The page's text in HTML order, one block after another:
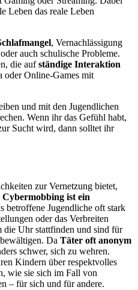
Leben das reale Leben
, Vernachlässigung
oder auch schulische Probleme.
die aufständige Interaktion
oder Online-Games mit
und mit den Jugendlichen
Wenn ihr das Gefühl habt,
Sucht wird, dann solltet ihr
zur Vernetzung bietet,
Cybermobbing ist ein
betroffene Jugendliche oft stark
oder das Verbreiten
Uhr stattfinden und sind für
Da Täter oft anonym
schwer, sich zu wehren.
Kindern über respektvolles
wie sie sich im Fall von
– für sich und für andere.